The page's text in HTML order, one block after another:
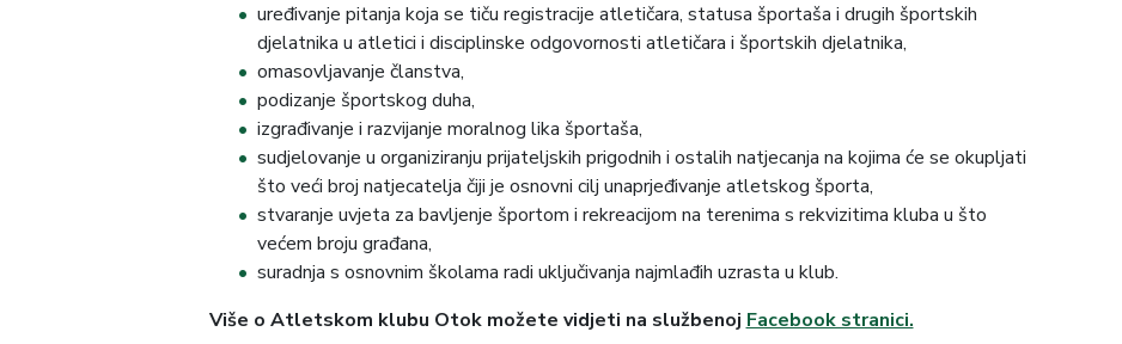
uređivanje pitanja koja se tiču registracije atletičara, statusa športaša i drugih športskih
djelatnika u atletici i disciplinske odgovornosti atletičara i športskih djelatnika,
omasovljavanje članstva,
podizanje športskog duha,
izgrađivanje i razvijanje moralnog lika športaša,
sudjelovanje u organiziranju prijateljskih prigodnih i ostalih natjecanja na kojima će se okupljati
što veći broj natjecatelja čiji je osnovni cilj unaprjeđivanje atletskog športa,
stvaranje uvjeta za bavljenje športom i rekreacijom na terenima s rekvizitima kluba u što
većem broju građana,
suradnja s osnovnim školama radi uključivanja najmlađih uzrasta u klub.
Više o Atletskom klubu Otok možete vidjeti na službenoj Facebook stranici.